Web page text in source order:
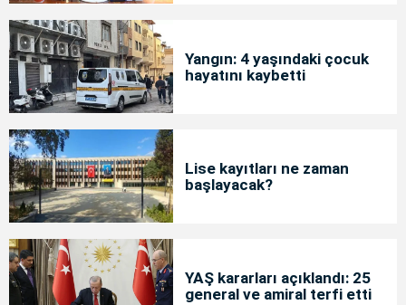
Yangın: 4 yaşındaki çocuk
hayatını kaybetti
Lise kayıtları ne zaman
başlayacak?
YAŞ kararları açıklandı: 25
general ve amiral terfi etti